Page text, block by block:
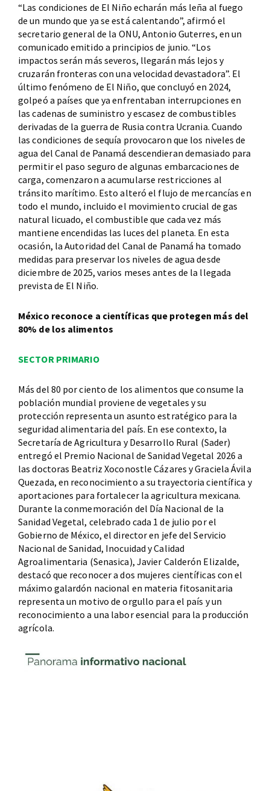
“Las condiciones de El Niño echarán más leña al fuego
de un mundo que ya se está calentando”, afirmó el
secretario general de la ONU, Antonio Guterres, en un
comunicado emitido a principios de junio. “Los
impactos serán más severos, llegarán más lejos y
cruzarán fronteras con una velocidad devastadora”. El
último fenómeno de El Niño, que concluyó en 2024,
golpeó a países que ya enfrentaban interrupciones en
las cadenas de suministro y escasez de combustibles
derivadas de la guerra de Rusia contra Ucrania. Cuando
las condiciones de sequía provocaron que los niveles de
agua del Canal de Panamá descendieran demasiado para
permitir el paso seguro de algunas embarcaciones de
carga, comenzaron a acumularse restricciones al
tránsito marítimo. Esto alteró el flujo de mercancías en
todo el mundo, incluido el movimiento crucial de gas
natural licuado, el combustible que cada vez más
mantiene encendidas las luces del planeta. En esta
ocasión, la Autoridad del Canal de Panamá ha tomado
medidas para preservar los niveles de agua desde
diciembre de 2025, varios meses antes de la llegada
prevista de El Niño.
México reconoce a científicas que protegen más del
80% de los alimentos
SECTOR PRIMARIO
Más del 80 por ciento de los alimentos que consume la
población mundial proviene de vegetales y su
protección representa un asunto estratégico para la
seguridad alimentaria del país. En ese contexto, la
Secretaría de Agricultura y Desarrollo Rural (Sader)
entregó el Premio Nacional de Sanidad Vegetal 2026 a
las doctoras Beatriz Xoconostle Cázares y Graciela Ávila
Quezada, en reconocimiento a su trayectoria científica y
aportaciones para fortalecer la agricultura mexicana.
Durante la conmemoración del Día Nacional de la
Sanidad Vegetal, celebrado cada 1 de julio por el
Gobierno de México, el director en jefe del Servicio
Nacional de Sanidad, Inocuidad y Calidad
Agroalimentaria (Senasica), Javier Calderón Elizalde,
destacó que reconocer a dos mujeres científicas con el
máximo galardón nacional en materia fitosanitaria
representa un motivo de orgullo para el país y un
reconocimiento a una labor esencial para la producción
agrícola.